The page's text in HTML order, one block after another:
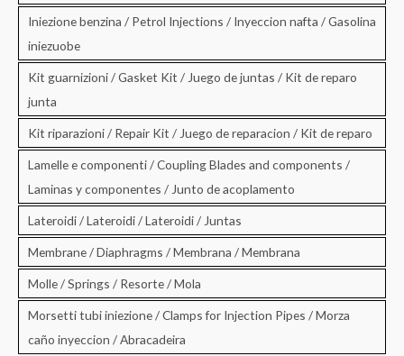
Iniezione benzina / Petrol Injections / Inyeccion nafta / Gasolina
iniezuobe
Kit guarnizioni / Gasket Kit / Juego de juntas / Kit de reparo
junta
Kit riparazioni / Repair Kit / Juego de reparacion / Kit de reparo
Lamelle e componenti / Coupling Blades and components /
Laminas y componentes / Junto de acoplamento
Lateroidi / Lateroidi / Lateroidi / Juntas
Membrane / Diaphragms / Membrana / Membrana
Molle / Springs / Resorte / Mola
Morsetti tubi iniezione / Clamps for Injection Pipes / Morza
caño inyeccion / Abracadeira